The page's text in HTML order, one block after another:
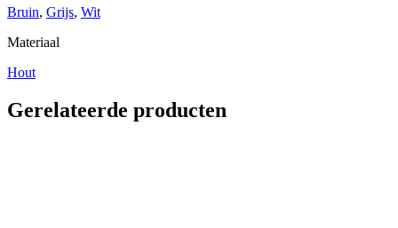
Bruin, Grijs, Wit
Materiaal
Hout
Gerelateerde producten